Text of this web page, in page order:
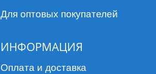
Для оптовых покупателей
ИНФОРМАЦИЯ
Оплата и доставка